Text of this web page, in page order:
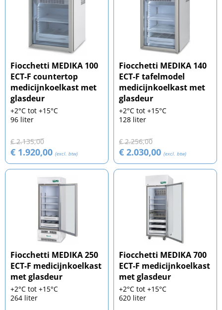
Fiocchetti MEDIKA 100
ECT-F countertop
medicijnkoelkast met
glasdeur
+2°C tot +15°C
96 liter
€ 2.135,00
€ 1.920,00 (excl. btw)
Fiocchetti MEDIKA 140
ECT-F tafelmodel
medicijnkoelkast met
glasdeur
+2°C tot +15°C
128 liter
€ 2.256,00
€ 2.030,00 (excl. btw)
Fiocchetti MEDIKA 250
ECT-F medicijnkoelkast
met glasdeur
+2°C tot +15°C
264 liter
Fiocchetti MEDIKA 700
ECT-F medicijnkoelkast
met glasdeur
+2°C tot +15°C
620 liter